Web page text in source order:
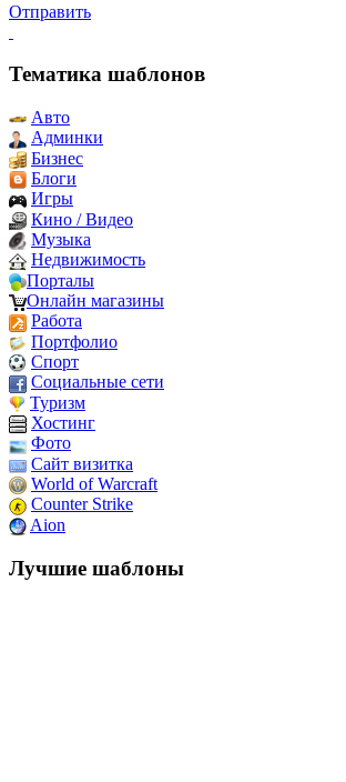
Отправить
Тематика шаблонов
Авто
Админки
Бизнес
Блоги
Игры
Кино / Видео
Музыка
Недвижимость
Порталы
Онлайн магазины
Работа
Портфолио
Спорт
Социальные сети
Туризм
Хостинг
Фото
Сайт визитка
World of Warcraft
Counter Strike
Aion
Лучшие шаблоны